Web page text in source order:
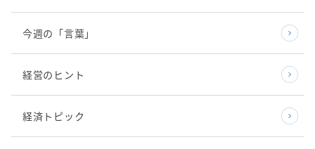
今週の「言葉」
経営のヒント
経済トピック